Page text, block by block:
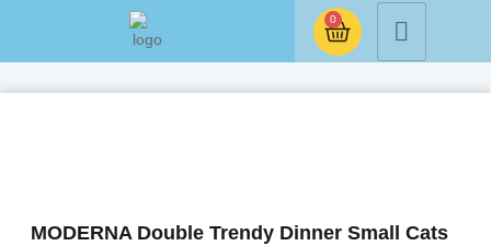
0
MODERNA Double Trendy Dinner Small Cats